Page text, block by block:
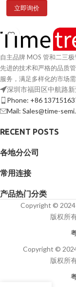
立即询价
自主品牌 MOS 管和二三
先进的技术和严格的品质
服务，满足多样化的市场需
深圳市福田区中航路
Phone: +86
Mail: Sales@time-
RECENT POSTS
各地分公司
常用连接
产品热门分类
Copyright © 2024
版权所
Copyright ©
版权所